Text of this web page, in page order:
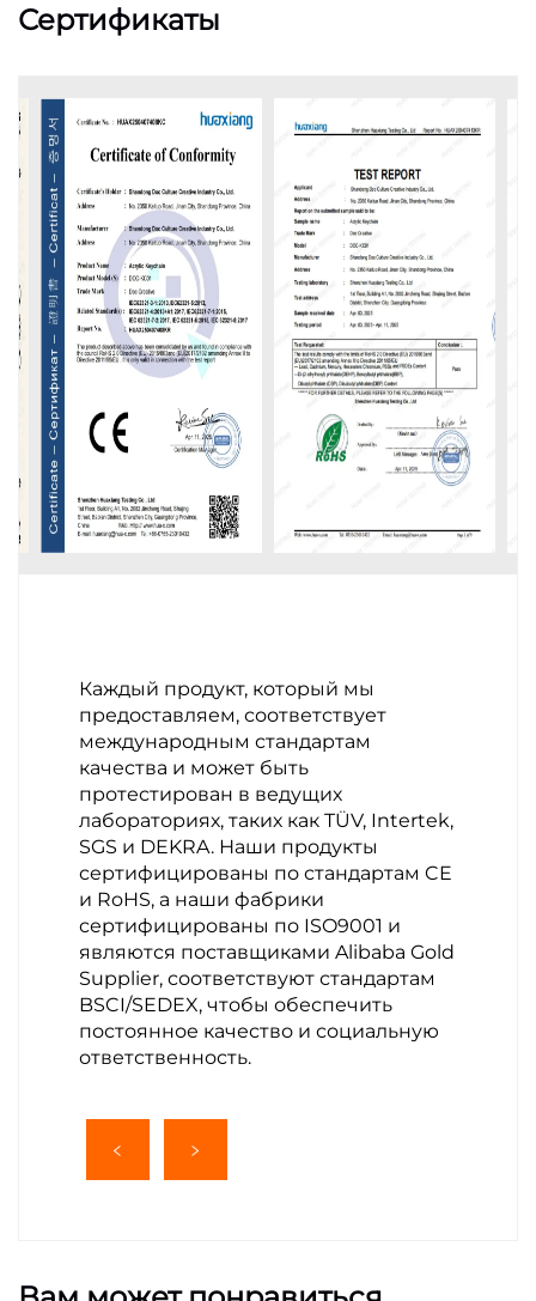
Сертификаты
Каждый продукт, который мы
предоставляем, соответствует
международным стандартам
качества и может быть
протестирован в ведущих
лабораториях, таких как TÜV, Intertek,
SGS и DEKRA. Наши продукты
сертифицированы по стандартам CE
и RoHS, а наши фабрики
сертифицированы по ISO9001 и
являются поставщиками Alibaba Gold
Supplier, соответствуют стандартам
BSCI/SEDEX, чтобы обеспечить
постоянное качество и социальную
ответственность.